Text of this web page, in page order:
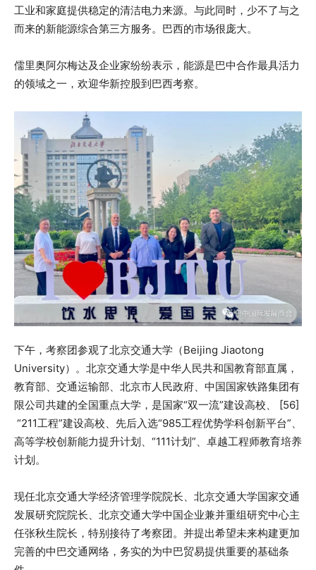
工业和家庭提供稳定的清洁电力来源。与此同时，少不了与之
而来的新能源综合第三方服务。巴西的市场很庞大。
儒里奥阿尔梅达及企业家纷纷表示，能源是巴中合作最具活力
的领域之一，欢迎华新控股到巴西考察。
下午，考察团参观了北京交通大学（Beijing Jiaotong
University）。北京交通大学是中华人民共和国教育部直属，
教育部、交通运输部、北京市人民政府、中国国家铁路集团有
限公司共建的全国重点大学，是国家“双一流”建设高校、 [56]
“211工程”建设高校、先后入选“985工程优势学科创新平台”、
高等学校创新能力提升计划、“111计划”、卓越工程师教育培养
计划。
现任北京交通大学经济管理学院院长、北京交通大学国家交通
发展研究院院长、北京交通大学中国企业兼并重组研究中心主
任张秋生院长，特别接待了考察团。并提出希望未来构建更加
完善的中巴交通网络，务实的为中巴贸易提供重要的基础条